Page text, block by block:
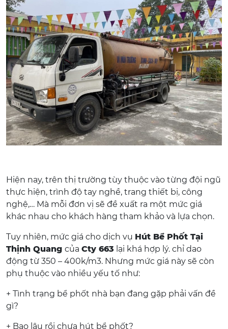
Hiện nay, trên thị trường tùy thuộc vào từng đội ngũ
thực hiện, trình độ tay nghề, trang thiết bị, công
nghệ,… Mà mỗi đơn vị sẽ đề xuất ra một mức giá
khác nhau cho khách hàng tham khảo và lựa chọn.
Tuy nhiên, mức giá cho dịch vụ Hút Bể Phốt Tại
Thịnh Quang của Cty 663 lại khá hợp lý. chỉ dao
động từ 350 – 400k/m3. Nhưng mức giá này sẽ còn
phụ thuộc vào nhiều yếu tố như:
+ Tình trạng bể phốt nhà bạn đang gặp phải vấn đề
gì?
+ Bao lâu rồi chưa hút bể phốt?